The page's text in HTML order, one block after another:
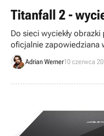
Titanfall 2 -
Do sieci wyciekły
oficjalnie zapowiedziana
Adrian Werner10 czerwca